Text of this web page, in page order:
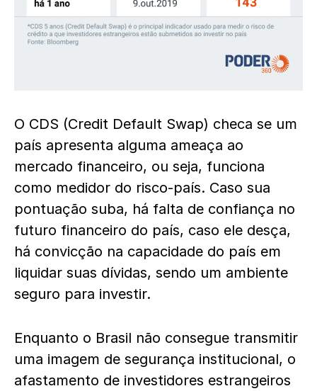
O CDS (Credit Default Swap) checa se um
país apresenta alguma ameaça ao
mercado financeiro, ou seja, funciona
como medidor do risco-país. Caso sua
pontuação suba, há falta de confiança no
futuro financeiro do país, caso ele desça,
há convicção na capacidade do país em
liquidar suas dívidas, sendo um ambiente
seguro para investir.
Enquanto o Brasil não consegue transmitir
uma imagem de segurança institucional, o
afastamento de investidores estrangeiros